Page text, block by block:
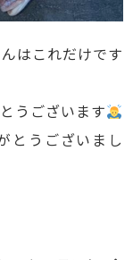
はこれだけです
うございます
とうございまし